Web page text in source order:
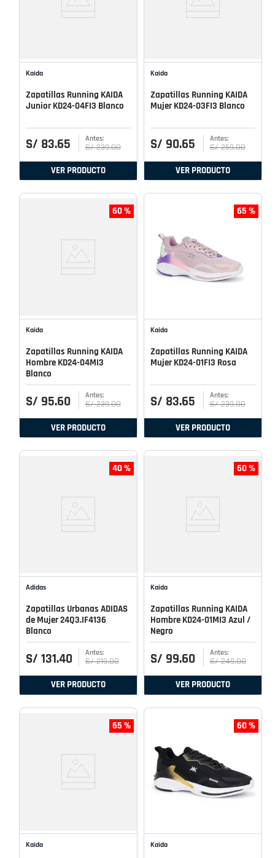
Kaida
Zapatillas Running KAIDA
Junior KD24-04FI3 Blanco
S/ 83.65 S/ 239.00
VER PRODUCTO
Kaida
Zapatillas Running KAIDA
Mujer KD24-03FI3 Blanco
S/ 90.65 S/ 259.00
VER PRODUCTO
60 %
Kaida
Zapatillas Running KAIDA
Hombre KD24-04MI3
Blanco
S/ 95.60 S/ 239.00
VER PRODUCTO
65 %
Kaida
Zapatillas Running KAIDA
Mujer KD24-01FI3 Rosa
S/ 83.65 S/ 239.00
VER PRODUCTO
40 %
Adidas
Zapatillas Urbanas ADIDAS
de Mujer 24Q3.IF4136
Blanco
S/ 131.40 S/ 219.00
VER PRODUCTO
60 %
Kaida
Zapatillas Running KAIDA
Hombre KD24-01MI3 Azul /
Negro
S/ 99.60 S/ 249.00
VER PRODUCTO
65 %
Kaida
60 %
Kaida